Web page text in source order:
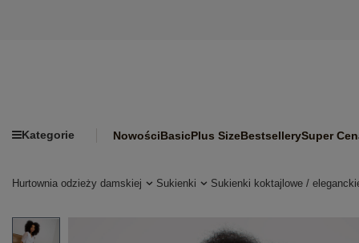
Kategorie NowościBasicPlus SizeBestsellerySuper
Hurtownia odzieży damskiej Sukienki Sukienki koktajlowe /